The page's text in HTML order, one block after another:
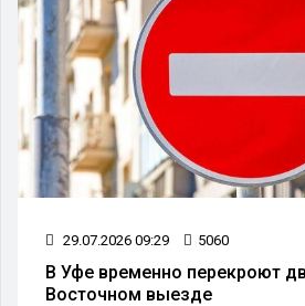
09.07.2026 09:29 4918
Аэропорт Уфы готовится к
реконструкции